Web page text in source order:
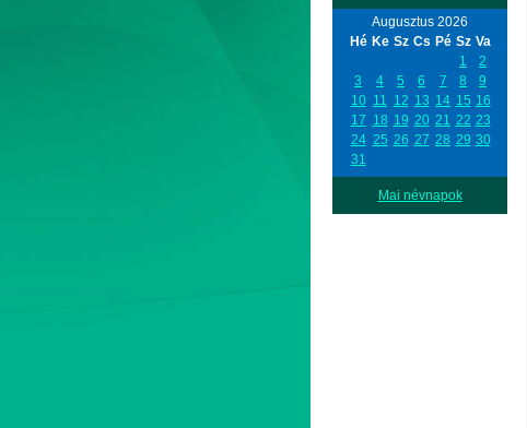
Augusztus 2026
Hé Ke Sz Cs Pé Sz Va
1
2
3
4 5 6 7 8
9
10 11 12 13 14 15 16
17 18 19 20 21 22 23
24 25 26 27 28 29 30
31
Mai névnapok